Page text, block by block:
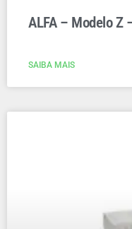
ALFA – Modelo Z
SAIBA MAIS